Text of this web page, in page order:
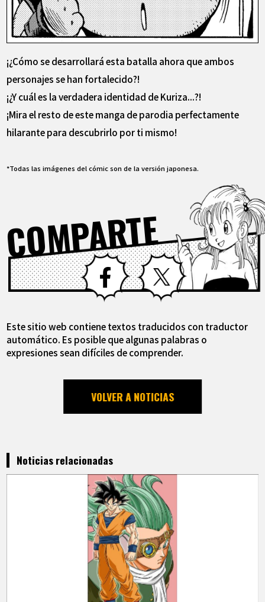
¡¿Cómo se desarrollará esta batalla ahora que ambos
personajes se han fortalecido?!
¡¿Y cuál es la verdadera identidad de Kuriza...?!
¡Mira el resto de este manga de parodia perfectamente
hilarante para descubrirlo por ti mismo!
*Todas las imágenes del cómic son de la versión japonesa.
COMPARTE
Facebook X
Este sitio web contiene textos traducidos con traductor
automático. Es posible que algunas palabras o
expresiones sean difíciles de comprender.
VOLVER A NOTICIAS
Noticias relacionadas